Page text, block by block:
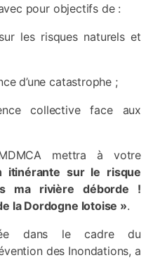
pour objectifs de :
les risques naturels et
d’une catastrophe ;
collective face aux
mettra à votre
itinérante sur le risque
ma rivière déborde !
la Dordogne lotoise ».
dans le cadre du
des Inondations, a